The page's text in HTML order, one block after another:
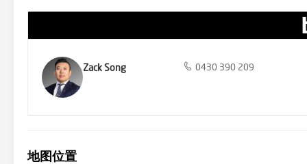
Zack Song 0430 390 209
地图位置